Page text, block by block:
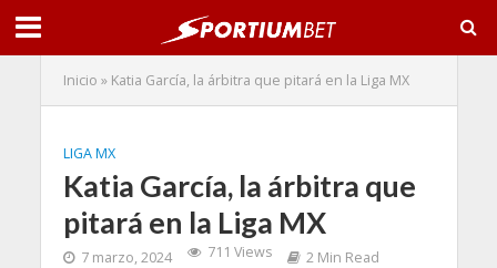
Inicio » Katia García, la árbitra que pitará en la Liga MX
LIGA MX
Katia García, la árbitra que
pitará en la Liga MX
7 marzo, 2024 711 Views 2 Min Read